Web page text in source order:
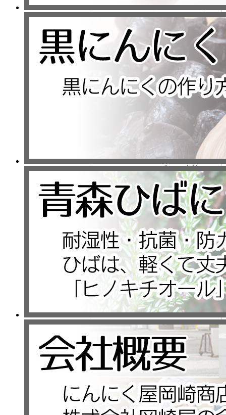
きも可能です。
作り置きしたら当日に温めて詰め
るだけで便利ですので、忙しい方
や朝ゆっくり寝たい方は前日に作
り置きするのがおすすめです。
□シンプルな味付けで
も美味しい！ナスの
じゃばら焼き！
お弁当のおかずの一品として、ナ
スのじゃばら焼きもおすすめで
ナスは調味料や油をよく吸収して
くれるので、シンプルな味付けで
も濃厚な味わいを楽しめます。
また、にんにくがからむことによ
って香りがより強くなり、食欲を
そそります。
ぜひ一度お試しください。
＊材料（2～4人分）
・ナス：4本
・にんにく：小さじ2
・サラダ油：大さじ1
・醤油：大さじ2
・香菜：適宜
材料を用意した上で、作り方を見
ていきましょう。
まず、ナスはヘタを取って、じゃ
ばら切りにします。
じゃばら切りにするには、まず、
ナスの表は7分目くらいまで5ミリ
間隔で垂直に切り目を入れます。